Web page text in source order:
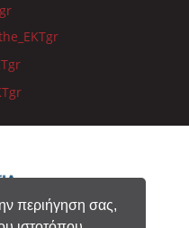
περιήγηση σας,